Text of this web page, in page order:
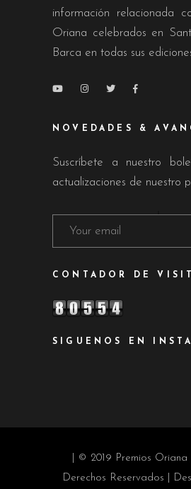
información relacionada
Oriana celebrados en
Barca en todas sus
NOVEDADES &
Suscríbete a nuestro
actualizaciones de nuestro
CONTADOR DE
SIGUENOS EN
| © 2019 Premios
Derechos Reservados |